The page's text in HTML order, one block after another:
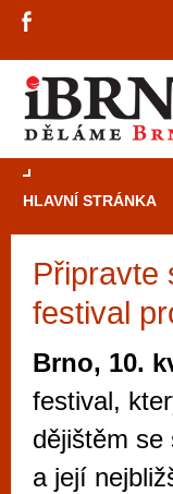
HLAVNÍ STRÁNKA
Připravte
festival
Brno, 10.
festival,
dějištěm se
a její
Mimo jiné je